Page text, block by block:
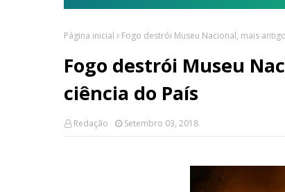
Página inicial Fogo destrói Museu Nacional, mais
Fogo destrói Museu
ciência do País
Redação Setembro 03, 2018